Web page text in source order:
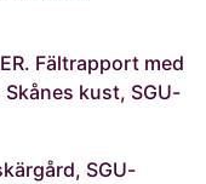
Fältrapport med
kust, SGU-
SGU-